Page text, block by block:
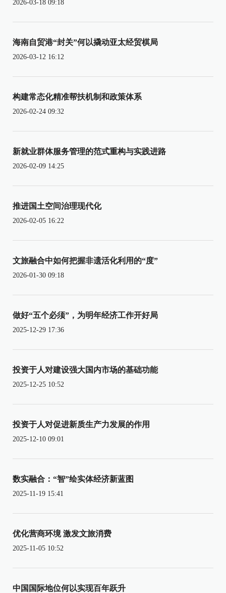
2026-03-18 09:18
海南自贸港“封关”何以撬动亚太经贸棋局
2026-03-12 16:12
构建常态化精准帮扶机制和政策体系
2026-02-24 09:32
新就业群体服务管理的范式重构与实践进路
2026-02-09 14:25
推进国土空间治理现代化
2026-02-05 16:22
文旅融合中如何把握非遗活化利用的“度”
2026-01-30 09:18
做好“五个必须”，为明年经济工作开好局
2025-12-29 17:36
投资于人对建设强大国内市场的基础功能
2025-12-25 10:52
投资于人对促进新质生产力发展的作用
2025-12-10 09:01
数实融合：“智”绘实体经济新蓝图
2025-11-19 15:41
优化营商环境 激发文旅消费
2025-11-05 10:52
中国国际地位何以实现百年跃升